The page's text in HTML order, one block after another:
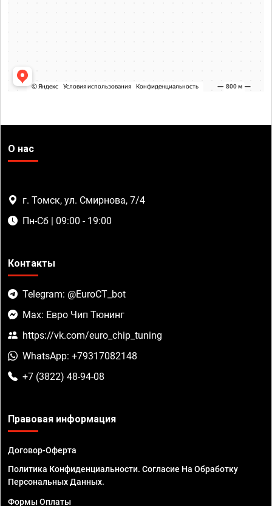
О нас
г. Томск, ул. Смирнова, 7/4
Пн-Сб | 09:00 - 19:00
Контакты
Telegram: @EuroCT_bot
Max: Евро Чип Тюнинг
https://vk.com/euro_chip_tuning
WhatsApp: +79317082148
+7 (3822) 48-94-08
Правовая информация
Договор-Оферта
Политика Конфиденциальности. Согласие На Обработку
Персональных Данных.
Формы Оплаты